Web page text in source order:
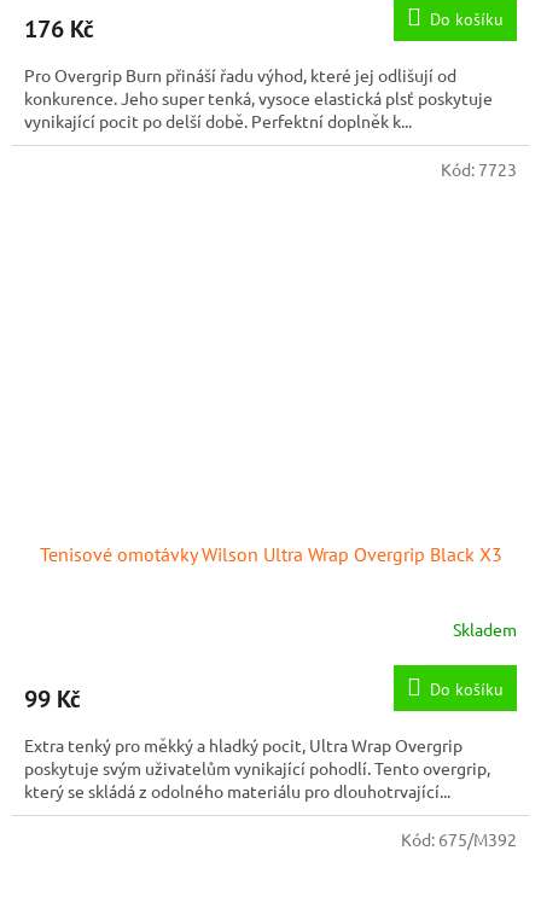
176 Kč Do košíku
Pro Overgrip Burn přináší řadu výhod, které jej odlišují od
konkurence. Jeho super tenká, vysoce elastická plsť poskytuje
vynikající pocit po delší době. Perfektní doplněk k...
Tenisové omotávky Wilson Ultra Wrap Overgrip Black X3
Skladem
99 Kč Do košíku
Extra tenký pro měkký a hladký pocit, Ultra Wrap Overgrip
poskytuje svým uživatelům vynikající pohodlí. Tento overgrip,
který se skládá z odolného materiálu pro dlouhotrvající...
Kód: 7723
Kód: 675/M392